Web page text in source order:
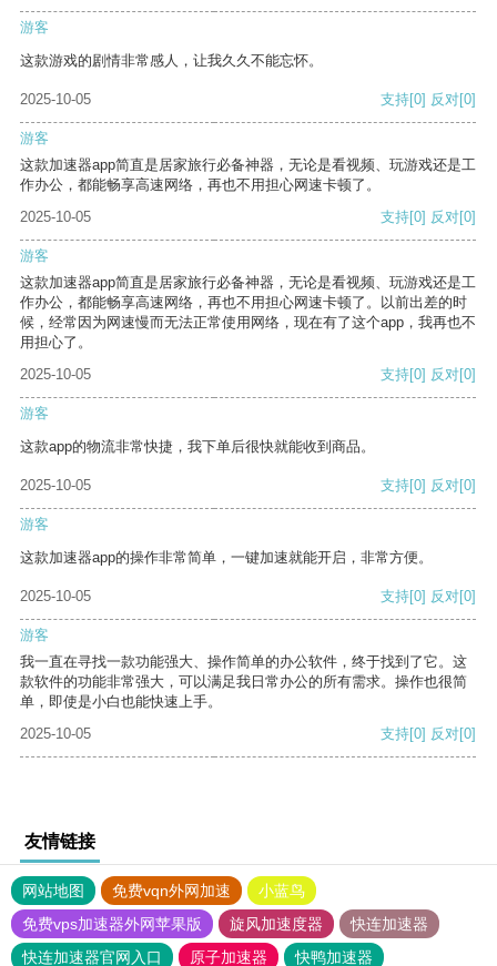
游客
这款游戏的剧情非常感人，让我久久不能忘怀。
2025-10-05 支持[0] 反对[0]
游客
这款加速器app简直是居家旅行必备神器，无论是看视频、玩游戏还是工
作办公，都能畅享高速网络，再也不用担心网速卡顿了。
2025-10-05
支持[0] 反对[0]
游客
这款加速器app简直是居家旅行必备神器，无论是看视频、玩游戏还是工
作办公，都能畅享高速网络，再也不用担心网速卡顿了。以前出差的时
候，经常因为网速慢而无法正常使用网络，现在有了这个app，我再也不
用担心了。
2025-10-05
支持[0] 反对[0]
游客
这款app的物流非常快捷，我下单后很快就能收到商品。
2025-10-05 支持[0] 反对[0]
游客
这款加速器app的操作非常简单，一键加速就能开启，非常方便。
2025-10-05 支持[0] 反对[0]
游客
我一直在寻找一款功能强大、操作简单的办公软件，终于找到了它。这
款软件的功能非常强大，可以满足我日常办公的所有需求。操作也很简
单，即使是小白也能快速上手。
2025-10-05
支持[0] 反对[0]
友情链接
网站地图 免费vqn外网加速
小蓝鸟
免费vps加速器外网苹果版
旋风加速度器
快连加速器
快连加速器官网入口
原子加速器 快鸭加速器